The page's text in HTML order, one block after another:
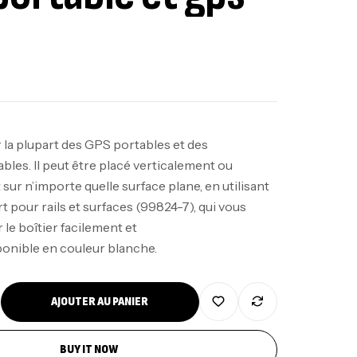
plupart des GPS portables et des
Il peut être placé verticalement ou
n’importe quelle surface plane, en utilisant
pour rails et surfaces (99824-7), qui vous
le boîtier facilement et
en couleur blanche.
AJOUTER AU PANIER
BUY IT NOW
Jigging Sunset Massive Attack
120/250gr 30kg
,Jigging
د.ت340,000
Kalli Kunnan Funda 1.70m